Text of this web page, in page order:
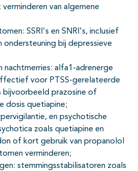
van algemene
SSRI's en SNRI's, inclusief
ondersteuning bij depressieve
nachtmerries: alfa1-adrenerge
voor PTSS-gerelateerde
bijvoorbeeld prazosine of
dosis quetiapine;
en psychotische
zoals quetiapine en
of kort gebruik van propanolol
verminderen;
stemmingsstabilisatoren zoals